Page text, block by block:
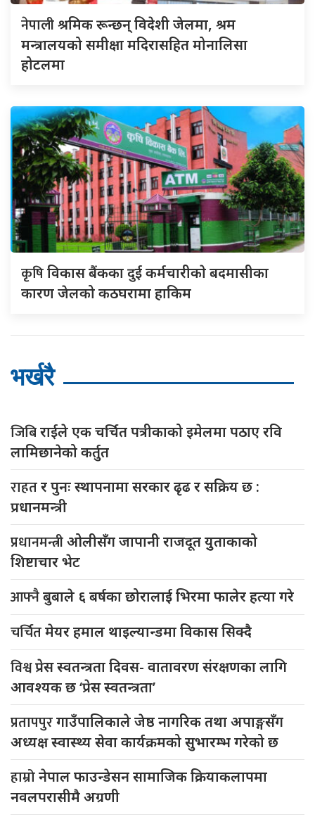
नेपालीश्रमिक रून्छन् विदेशी जेलमा, श्रम
मन्त्रालयको समीक्षा मदिरासहित मोनालिसा
होटलमा
कृषिविकास बैंकका दुई कर्मचारीकाे बदमासीका
कारण जेलको कठघरामा हाकिम
भर्खरै
जिबिराईले एक चर्चित पत्रीकाको इमेलमा पठाए रवि
लामिछानेको कर्तुत
राहतर पुनः स्थापनामा सरकार ढृढ र सक्रिय छ :
प्रधानमन्त्री
प्रधानमन्त्रीओलीसँग जापानी राजदूत युुताकाको
शिष्टाचार भेट
आफ्नैबुबाले ६ बर्षका छोरालाई भिरमा फालेर हत्या गरे
चर्चितमेयर हमाल थाइल्यान्डमा विकास सिक्दै
विश्वप्रेस स्वतन्त्रता दिवस- वातावरण संरक्षणका लागि
आवश्यक छ ‘प्रेस स्वतन्त्रता’
प्रतापपुरगाउँपालिकाले जेष्ठ नागरिक तथा अपाङ्गसँग
अध्यक्ष स्वास्थ्य सेवा कार्यक्रमको सुभारम्भ गरेको छ
हाम्रोनेपाल फाउन्डेसन सामाजिक क्रियाकलापमा
नवलपरासीमै अग्रणी